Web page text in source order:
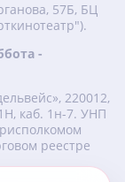
57Б, БЦ
-
220012,
каб. 1н-7. УНП
реестре